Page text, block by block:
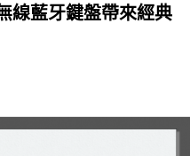
線藍牙鍵盤帶來經典